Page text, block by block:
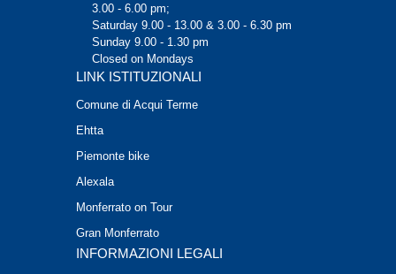
3.00 - 6.00 pm;
Saturday 9.00 - 13.00 & 3.00 - 6.30 pm
Sunday 9.00 - 1.30 pm
Closed on Mondays
LINK ISTITUZIONALI
Comune di Acqui Terme
Ehtta
Piemonte bike
Alexala
Monferrato on Tour
Gran Monferrato
INFORMAZIONI LEGALI